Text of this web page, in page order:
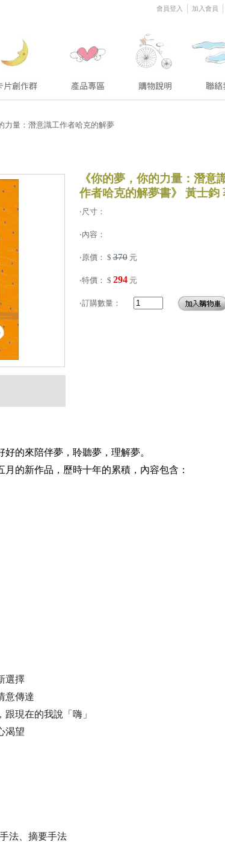
會員登入 加入會員
量：潛意識工作者哈克的解夢
《你的夢，你的力量：潛意
作者哈克的解夢書》 黃士鈞
‧尺寸：
‧內容：
‧原價： $370元
‧特價： $ 294元
‧訂購數量：
的來陪伴夢，聆聽夢，理解夢。
月的新作品，歷時十年的累積，內容包含：
選擇
意傳達
跟現在的我說「嗨」
渴望
法、摘要手法